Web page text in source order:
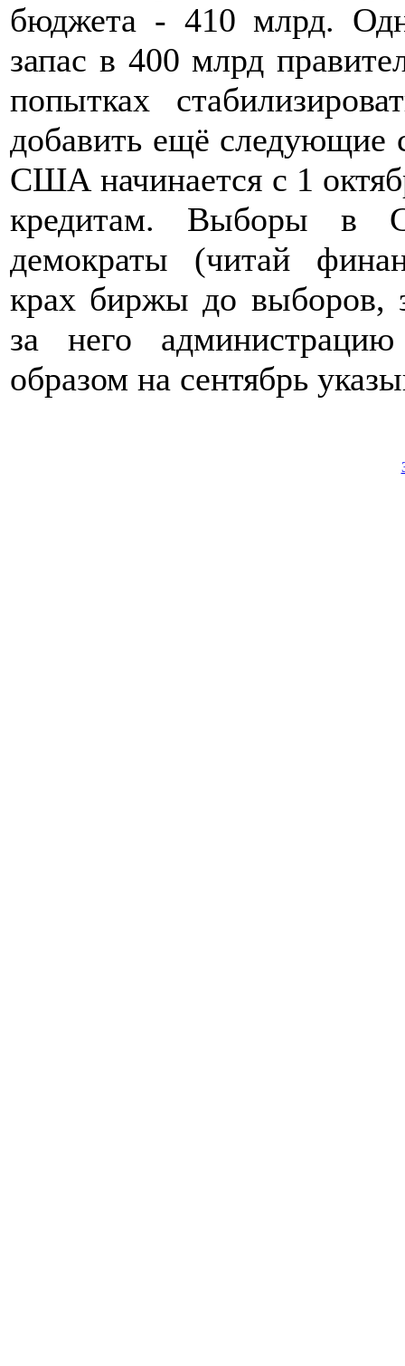
бюджета - 410 млрд.
запас в 400 млрд
попытках
добавить ещё следующие
США начинается с 1
кредитам. Выборы в
демократы (читай
крах биржы до выборов,
за него
образом на сентябрь